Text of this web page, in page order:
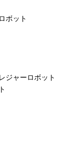
ボット
ジャーロボット